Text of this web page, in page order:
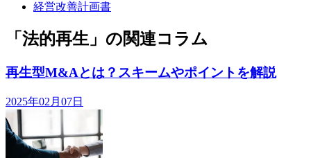
経営改善計画書
「法的再生」の関連コラム
再生型M&Aとは？スキームやポイントを解説
2025年02月07日